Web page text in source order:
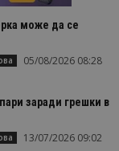
може да се
05/08/2026 08:28
заради грешки в
13/07/2026 09:02